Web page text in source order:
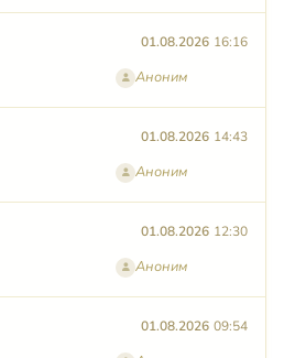
01.08.2026 16:16
Аноним
01.08.2026 14:43
Аноним
01.08.2026 12:30
Аноним
01.08.2026 09:54